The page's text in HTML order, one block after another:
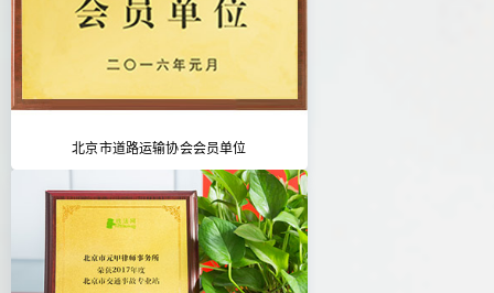
北京市道路运输协会会员单位